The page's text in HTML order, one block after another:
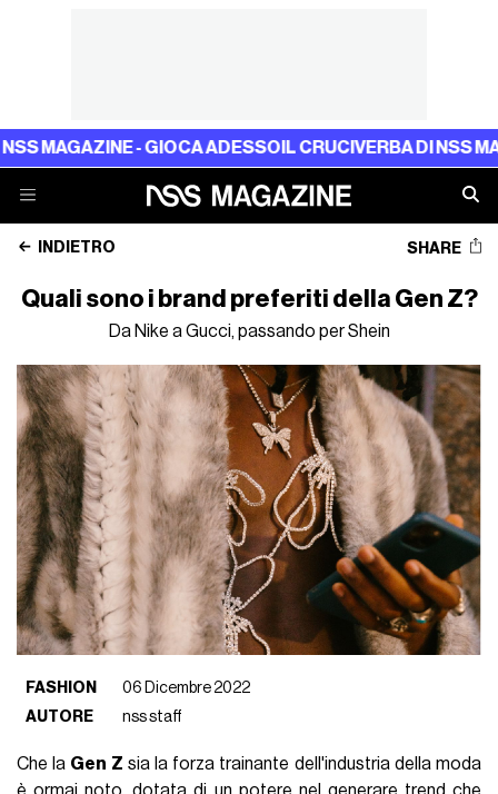
- GIOCA ADESSOIL CRUCIVERBA DI NSS
INDIETRO SHARE
Quali sono i brand preferiti della Gen Z?
Da Nike a Gucci, passando per Shein
FASHION
06 Dicembre 2022
AUTORE
nss staff
Che la Gen Z sia la forza trainante dell'industria della moda